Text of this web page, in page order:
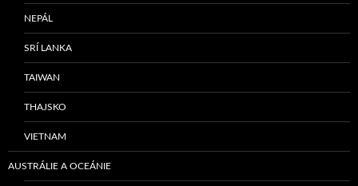
NEPÁL
SRÍ LANKA
TAIWAN
THAJSKO
VIETNAM
AUSTRÁLIE A OCEÁNIE